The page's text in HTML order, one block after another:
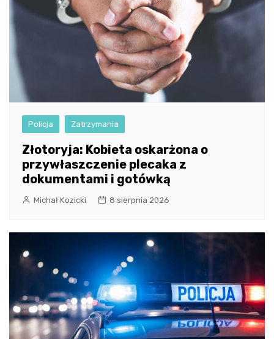
Policja Zatrzymania
Złotoryja: Kobieta oskarżona o
przywłaszczenie plecaka z
dokumentami i gotówką
Michał Kozicki 8 sierpnia 2026